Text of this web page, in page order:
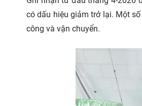
có dấu hiệu giảm trở lại. Một
công và vận chuyển.